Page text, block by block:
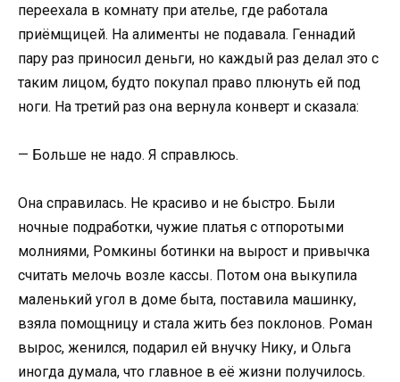
переехала в комнату при ателье, где работала
приёмщицей. На алименты не подавала. Геннадий
пару раз приносил деньги, но каждый раз делал это с
таким лицом, будто покупал право плюнуть ей под
ноги. На третий раз она вернула конверт и сказала:
— Больше не надо. Я справлюсь.
Она справилась. Не красиво и не быстро. Были
ночные подработки, чужие платья с отпоротыми
молниями, Ромкины ботинки на вырост и привычка
считать мелочь возле кассы. Потом она выкупила
маленький угол в доме быта, поставила машинку,
взяла помощницу и стала жить без поклонов. Роман
вырос, женился, подарил ей внучку Нику, и Ольга
иногда думала, что главное в её жизни получилось.